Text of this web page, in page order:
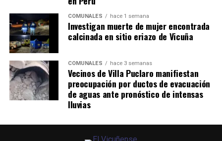
COMUNALES hace 1 semana
Investigan muerte de mujer encontrada
calcinada en sitio eriazo de Vicuña
COMUNALES hace 3 semanas
Vecinos de Villa Puclaro manifiestan
preocupación por ductos de evacuación
de aguas ante pronóstico de intensas
lluvias